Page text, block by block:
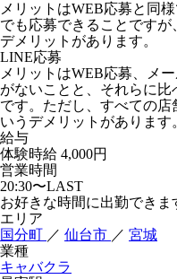
メリットはWEB応募と同
でも応募できることです
デメリットがあります。
LINE応募
メリットはWEB応募、メ
がないことと、それらに
です。ただし、すべての
いうデメリットがあります
給与
体験時給 4,000円
営業時間
20:30〜LAST
お好きな時間に出勤できま
エリア
国分町 ／ 仙台市 ／ 宮城
業種
キャバクラ